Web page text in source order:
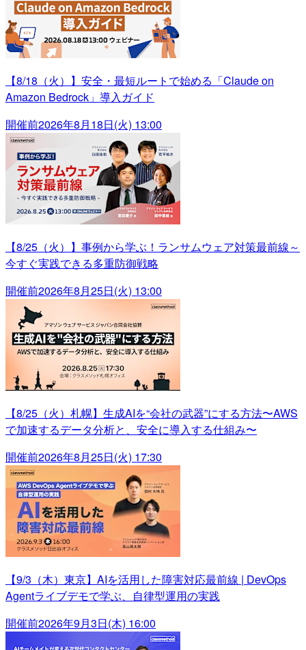
【8/18（火）】安全・最短ルートで始める「Claude on
Amazon Bedrock」導入ガイド
開催前2026年8月18日(火) 13:00
【8/25（火）】事例から学ぶ！ランサムウェア対策最前線～
今すぐ実践できる多重防御戦略
開催前2026年8月25日(火) 13:00
【8/25（火）札幌】生成AIを“会社の武器”にする方法〜AWS
で加速するデータ分析と、安全に導入する仕組み〜
開催前2026年8月25日(火) 17:30
【9/3（木）東京】AIを活用した障害対応最前線 | DevOps
Agentライブデモで学ぶ、自律型運用の実践
開催前2026年9月3日(木) 16:00